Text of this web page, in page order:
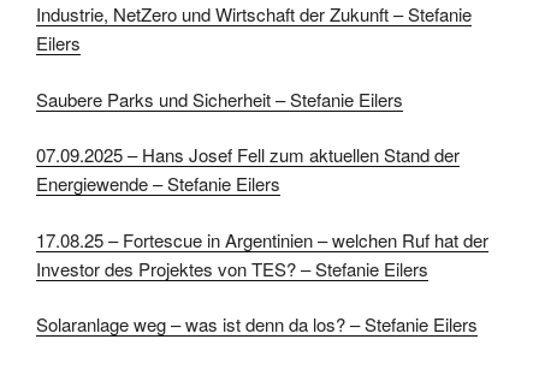
Industrie, NetZero und Wirtschaft der Zukunft – Stefanie
Eilers
Saubere Parks und Sicherheit – Stefanie Eilers
07.09.2025 – Hans Josef Fell zum aktuellen Stand der
Energiewende – Stefanie Eilers
17.08.25 – Fortescue in Argentinien – welchen Ruf hat der
Investor des Projektes von TES? – Stefanie Eilers
Solaranlage weg – was ist denn da los? – Stefanie Eilers